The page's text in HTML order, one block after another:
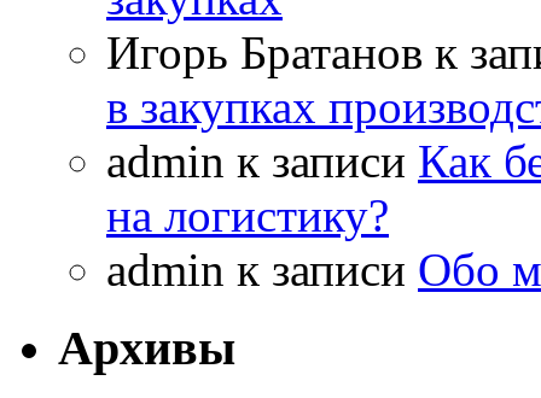
Игорь Братанов к
в закупках
admin к записи Как
на логистику?
admin к записи Обо
Архивы